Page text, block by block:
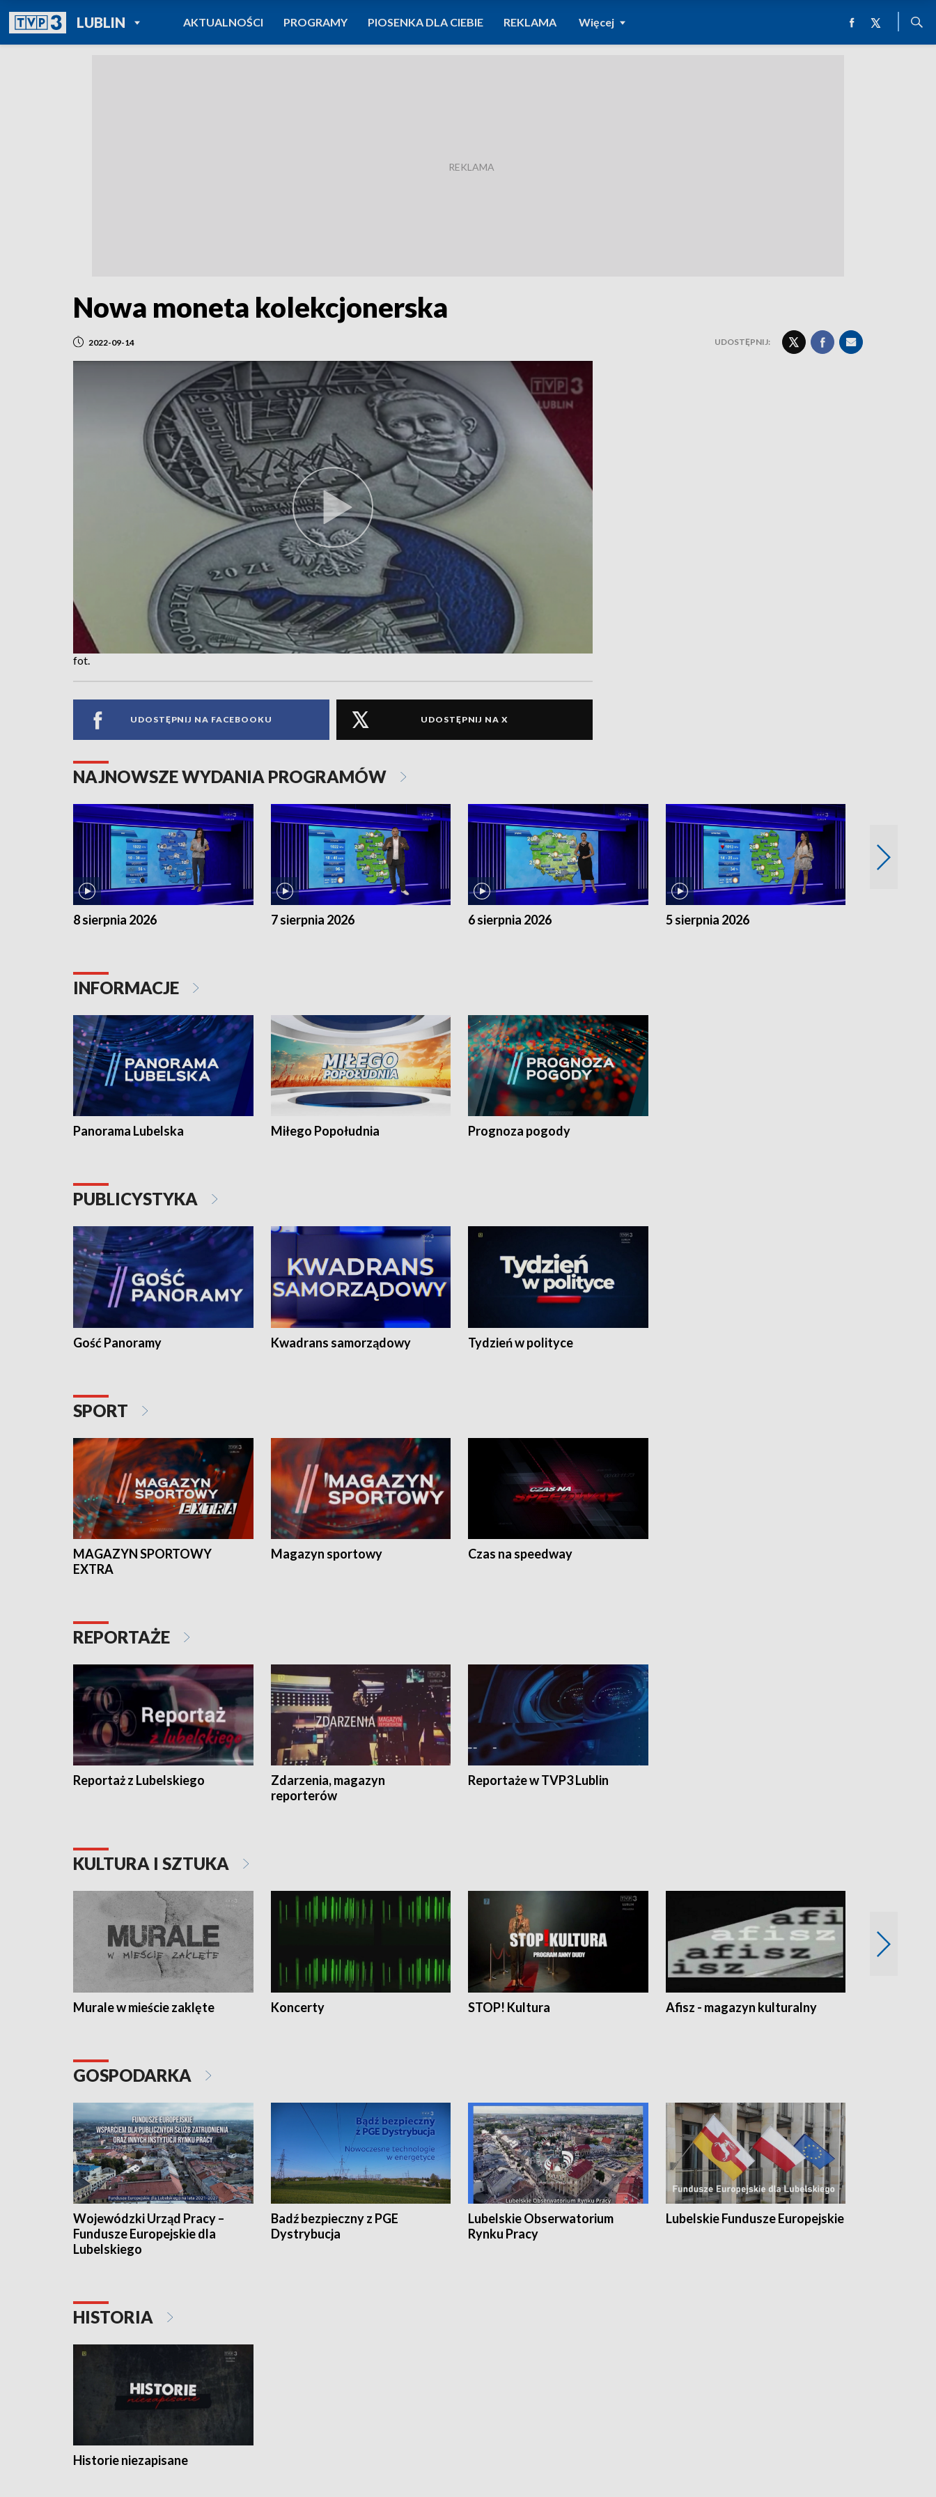
LUBLINPOWRÓT DO
TVP REGIONY
AKTUALNOŚCI PROGRAMY PIOSENKA DLA CIEBIE REKLAMA Więcej
Nowa moneta kolekcjonerska
2022-09-14 UDOSTĘPNIJ:
fot.
UDOSTĘPNIJ NA FACEBOOKU UDOSTĘPNIJ NA X
NAJNOWSZE WYDANIA PROGRAMÓW
8 sierpnia 2026 7 sierpnia 2026 6 sierpnia 2026 5 sierpnia 2026
INFORMACJE
Panorama Lubelska Miłego Popołudnia Prognoza pogody
PUBLICYSTYKA
Gość Panoramy Kwadrans samorządowy Tydzień w polityce
SPORT
MAGAZYN SPORTOWY
EXTRA
Magazyn sportowy Czas na speedway
REPORTAŻE
Reportaż z Lubelskiego
Zdarzenia, magazyn
reporterów
Reportaże w TVP3 Lublin
KULTURA I SZTUKA
Murale w mieście zaklęte Koncerty STOP! Kultura Afisz - magazyn kulturalny
GOSPODARKA
Wojewódzki Urząd Pracy –
Fundusze Europejskie dla
Lubelskiego
Badź bezpieczny z PGE
Dystrybucja
Lubelskie Obserwatorium
Rynku Pracy
Lubelskie Fundusze Europejskie
HISTORIA
Historie niezapisane